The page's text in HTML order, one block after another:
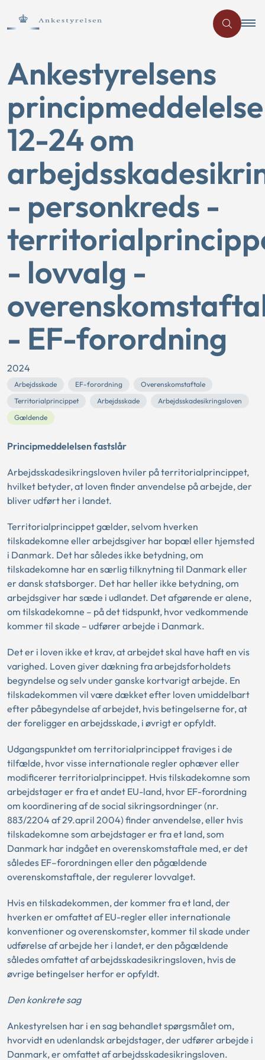
Ankestyrelsens
principmeddelelse
12-24 om
- personkreds -
- lovvalg -
- EF-forordning
2024
Arbejdsskade EF-forordning
Overenskomstaftale
Territorialprincippet
Arbejdsskade
Arbejdsskadesikringsloven
Gældende
Principmeddelelsen fastslår
Arbejdsskadesikringsloven hviler på territorialprincippet,
hvilket betyder, at loven finder anvendelse på arbejde, der
bliver udført her i landet.
Territorialprincippet gælder, selvom hverken
tilskadekomne eller arbejdsgiver har bopæl eller hjemsted
i Danmark. Det har således ikke betydning, om
tilskadekomne har en særlig tilknytning til Danmark eller
er dansk statsborger. Det har heller ikke betydning, om
arbejdsgiver har sæde i udlandet. Det afgørende er alene,
om tilskadekomne – på det tidspunkt, hvor vedkommende
kommer til skade – udfører arbejde i Danmark.
Det er i loven ikke et krav, at arbejdet skal have haft en vis
varighed. Loven giver dækning fra arbejdsforholdets
begyndelse og selv under ganske kortvarigt arbejde. En
tilskadekommen vil være dækket efter loven umiddelbart
efter påbegyndelse af arbejdet, hvis betingelserne for, at
der foreligger en arbejdsskade, i øvrigt er opfyldt.
Udgangspunktet om territorialprincippet fraviges i de
tilfælde, hvor visse internationale regler ophæver eller
modificerer territorialprincippet. Hvis tilskadekomne som
arbejdstager er fra et andet EU-land, hvor EF-forordning
om koordinering af de social sikringsordninger (nr.
883/2204 af 29.april 2004) finder anvendelse, eller hvis
tilskadekomne som arbejdstager er fra et land, som
Danmark har indgået en overenskomstaftale med, er det
således EF–forordningen eller den pågældende
overenskomstaftale, der regulerer lovvalget.
Hvis en tilskadekommen, der kommer fra et land, der
hverken er omfattet af EU-regler eller internationale
konventioner og overenskomster, kommer til skade under
udførelse af arbejde her i landet, er den pågældende
således omfattet af arbejdsskadesikringsloven, hvis de
øvrige betingelser herfor er opfyldt.
Den konkrete sag
Ankestyrelsen har i en sag behandlet spørgsmålet om,
hvorvidt en udenlandsk arbejdstager, der udfører arbejde i
Danmark, er omfattet af arbejdsskadesikringsloven.